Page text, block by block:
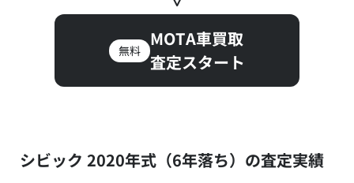
無料
MOTA車買取
査定スタート
シビック 2020年式（6年落ち）の査定実績